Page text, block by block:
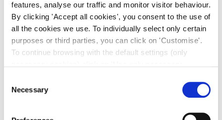
features, analyse our traffic and monitor visitor behaviour.
By clicking 'Accept all cookies', you consent to the use of
all the cookies we use. To individually select only certain
purposes or third parties, you can click on 'Customise'.
To continue browsing with the default settings (only
Policy. The cookie settings can be updated at any time
Selection
Necessary
DESCRIZIONE
CAMICE MONOUSO Sterile
Camice monouso in SMS (tessuto non tessuto di
particolari caratteristiche) di ottima resistenza,
Assenza cuciture su parte inferiore maniche.
Allacciatura in vita: regolabile con fettucce. Chiusura
posteriore collo: regolabile con impiego di fettucce e